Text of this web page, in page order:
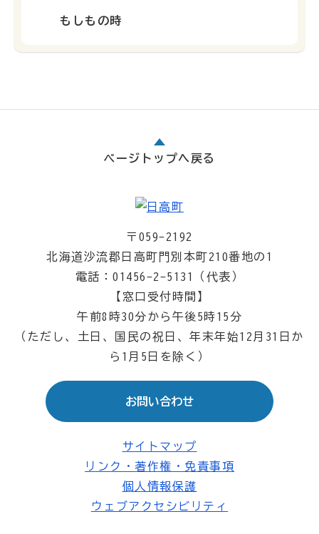
もしもの時
ページトップへ戻る
〒059-2192
北海道沙流郡日高町門別本町210番地の1
電話：01456-2-5131（代表）
【窓口受付時間】
午前8時30分から午後5時15分
（ただし、土日、国民の祝日、年末年始12月31日か
ら1月5日を除く）
お問い合わせ
サイトマップ
リンク・著作権・免責事項
個人情報保護
ウェブアクセシビリティ